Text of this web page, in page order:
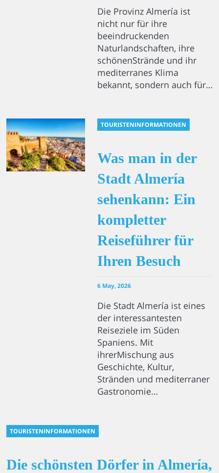
Die Provinz Almería ist
nicht nur für ihre
beeindruckenden
Naturlandschaften, ihre
schönenStrände und ihr
mediterranes Klima
bekannt, sondern auch für…
TOURISTENINFORMATIONEN
Was man in der
Stadt Almería
sehenkann: Ein
kompletter
Reiseführer für
Ihren Besuch
6 May, 2026
Die Stadt Almería ist eines
der interessantesten
Reiseziele im Süden
Spaniens. Mit
ihrerMischung aus
Geschichte, Kultur,
Stränden und mediterraner
Gastronomie…
TOURISTENINFORMATIONEN
Die schönsten Dörfer in Almería,